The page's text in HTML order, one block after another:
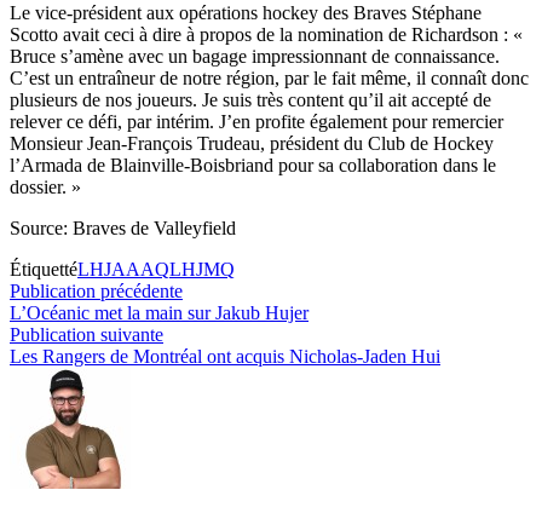
Le vice-président aux opérations hockey des Braves Stéphane
Scotto avait ceci à dire à propos de la nomination de Richardson : «
Bruce s’amène avec un bagage impressionnant de connaissance.
C’est un entraîneur de notre région, par le fait même, il connaît donc
plusieurs de nos joueurs. Je suis très content qu’il ait accepté de
relever ce défi, par intérim. J’en profite également pour remercier
Monsieur Jean-François Trudeau, président du Club de Hockey
l’Armada de Blainville-Boisbriand pour sa collaboration dans le
dossier. »
Source: Braves de Valleyfield
ÉtiquettéLHJAAAQLHJMQ
Navigation
de
l’article
Publication précédentePublication
précédente :
L’Océanic met la main sur Jakub Hujer
Publication suivantePublication
suivante :
Les Rangers de Montréal ont acquis Nicholas-Jaden Hui